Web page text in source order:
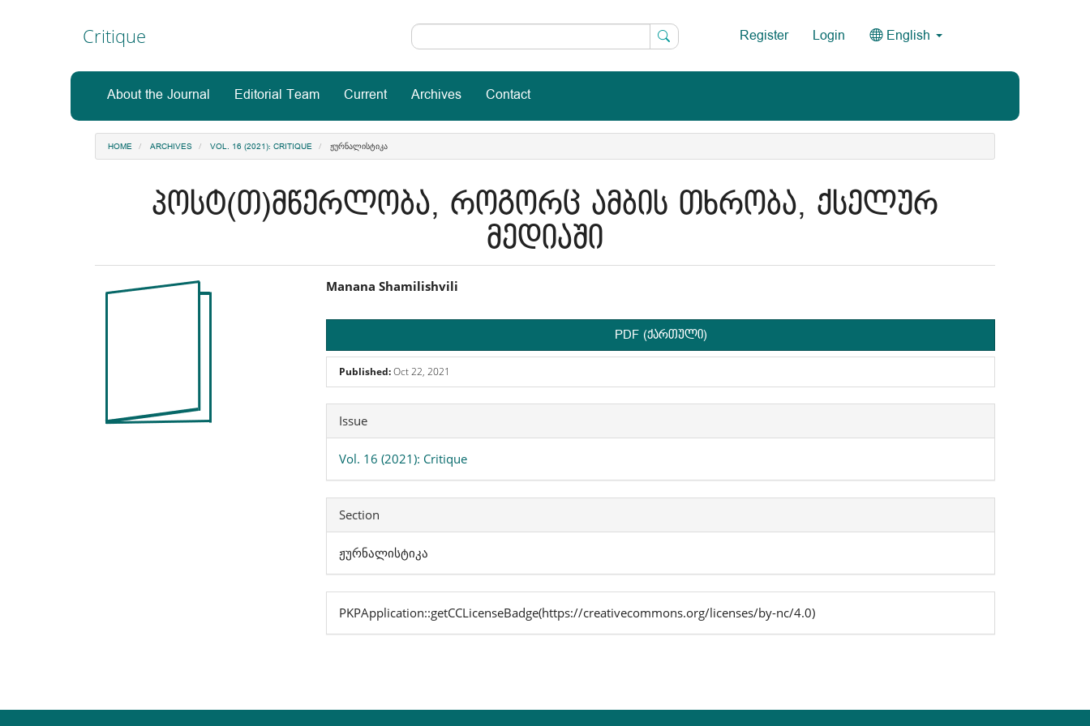
Sidebar
Critique Register Login English
About the Journal Editorial Team Current Archives Contact
HOME ARCHIVES VOL. 16 (2021): CRITIQUE ᲟᲣᲠᲜᲐᲚᲘᲡᲢᲘᲙᲐ
პოსტ(თ)მწერლობა, როგორც ამბის თხრობა, ქსელურ
მედიაში
Article
Main
Article
Content
Manana Shamilishvili
PDF (ქართული)
Published:Oct 22, 2021
Article
Details
Issue
Vol. 16 (2021): Critique
Section
ჟურნალისტიკა
PKPApplication::getCCLicenseBadge(https://creativecommons.org/licenses/by-nc/4.0)